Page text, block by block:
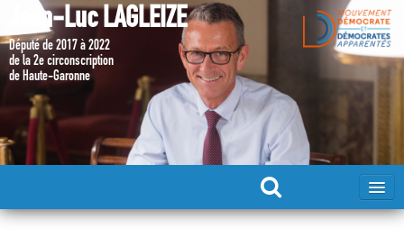
Jean-Luc LAGLEIZE
Député de 2017 à 2022
de la 2e circonscription
de Haute-Garonne